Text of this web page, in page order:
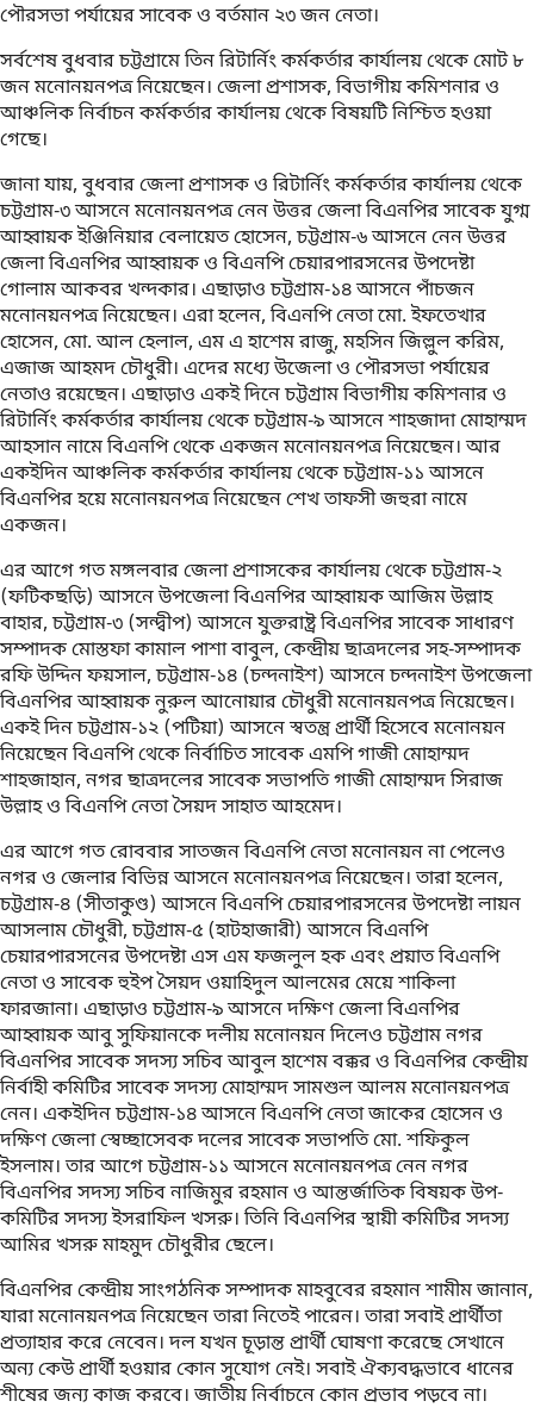
পৌরসভা পর্যায়ের সাবেক ও বর্তমান ২৩ জন নেতা।
সর্বশেষ বুধবার চট্টগ্রামে তিন রিটার্নিং কর্মকর্তার কার্যালয় থেকে মোট ৮
জন মনোনয়নপত্র নিয়েছেন। জেলা প্রশাসক, বিভাগীয় কমিশনার ও
আঞ্চলিক নির্বাচন কর্মকর্তার কার্যালয় থেকে বিষয়টি নিশ্চিত হওয়া
গেছে।
জানা যায়, বুধবার জেলা প্রশাসক ও রিটার্নিং কর্মকর্তার কার্যালয় থেকে
চট্টগ্রাম-৩ আসনে মনোনয়নপত্র নেন উত্তর জেলা বিএনপির সাবেক যুগ্ম
আহ্বায়ক ইঞ্জিনিয়ার বেলায়েত হোসেন, চট্টগ্রাম-৬ আসনে নেন উত্তর
জেলা বিএনপির আহ্বায়ক ও বিএনপি চেয়ারপারসনের উপদেষ্টা
গোলাম আকবর খন্দকার। এছাড়াও চট্টগ্রাম-১৪ আসনে পাঁচজন
মনোনয়নপত্র নিয়েছেন। এরা হলেন, বিএনপি নেতা ‍মো. ইফতেখার
হোসেন, মো. আল হেলাল, এম এ হাশেম রাজু, মহসিন জিল্লুল করিম,
এজাজ আহমদ চৌধুরী। এদের মধ্যে উজেলা ও পৌরসভা পর্যায়ের
নেতাও রয়েছেন। এছাড়াও একই দিনে চট্টগ্রাম বিভাগীয় কমিশনার ও
রিটার্নিং কর্মকর্তার কার্যালয় থেকে চট্টগ্রাম-৯ আসনে শাহজাদা মোহাম্মদ
আহসান নামে বিএনপি থেকে একজন মনোনয়নপত্র নিয়েছেন। আর
একইদিন আঞ্চলিক কর্মকর্তার কার্যালয় থেকে চট্টগ্রাম-১১ আসনে
বিএনপির হয়ে মনোনয়নপত্র নিয়েছেন শেখ তাফসী জহুরা নামে
একজন।
এর আগে গত মঙ্গলবার জেলা প্রশাসকের কার্যালয় থেকে চট্টগ্রাম-২
(ফটিকছড়ি) আসনে উপজেলা বিএনপির আহ্বায়ক আজিম উল্লাহ
বাহার, চট্টগ্রাম-৩ (সন্দ্বীপ) আসনে যুক্তরাষ্ট্র বিএনপির সাবেক সাধারণ
সম্পাদক মোস্তফা কামাল পাশা বাবুল, কেন্দ্রীয় ছাত্রদলের সহ-সম্পাদক
রফি উদ্দিন ফয়সাল, চট্টগ্রাম-১৪ (চন্দনাইশ) আসনে চন্দনাইশ উপজেলা
বিএনপির আহ্বায়ক নুরুল আনোয়ার চৌধুরী মনোনয়নপত্র নিয়েছেন।
একই দিন চট্টগ্রাম-১২ (পটিয়া) আসনে স্বতন্ত্র প্রার্থী হিসেবে মনোনয়ন
নিয়েছেন বিএনপি থেকে নির্বাচিত সাবেক এমপি গাজী মোহাম্মদ
শাহজাহান, নগর ছাত্রদলের সাবেক সভাপতি গাজী মোহাম্মদ সিরাজ
উল্লাহ ও বিএনপি নেতা সৈয়দ সাহাত আহমেদ।
এর আগে গত রোববার সাতজন বিএনপি নেতা মনোনয়ন না পেলেও
নগর ও জেলার বিভিন্ন আসনে মনোনয়নপত্র নিয়েছেন। তারা হলেন,
চট্টগ্রাম-৪ (সীতাকুণ্ড) আসনে বিএনপি চেয়ারপারসনের উপদেষ্টা লায়ন
আসলাম চৌধুরী, চট্টগ্রাম-৫ (হাটহাজারী) আসনে বিএনপি
চেয়ারপারসনের উপদেষ্টা এস এম ফজলুল হক এবং প্রয়াত বিএনপি
নেতা ও সাবেক হুইপ সৈয়দ ওয়াহিদুল আলমের মেয়ে শাকিলা
ফারজানা। এছাড়াও চট্টগ্রাম-৯ আসনে দক্ষিণ জেলা বিএনপির
আহ্বায়ক আবু সুফিয়ানকে দলীয় মনোনয়ন দিলেও চট্টগ্রাম নগর
বিএনপির সাবেক সদস্য সচিব আবুল হাশেম বক্কর ও বিএনপির কেন্দ্রীয়
নির্বাহী কমিটির সাবেক সদস্য মোহাম্মদ সামশুল আলম মনোনয়নপত্র
নেন। একইদিন চট্টগ্রাম-১৪ আসনে বিএনপি নেতা জাকের হোসেন ও
দক্ষিণ জেলা স্বেচ্ছাসেবক দলের সাবেক সভাপতি মো. শফিকুল
ইসলাম। তার আগে চট্টগ্রাম-১১ আসনে মনোনয়নপত্র নেন নগর
বিএনপির সদস্য সচিব নাজিমুর রহমান ও আন্তর্জাতিক বিষয়ক উপ-
কমিটির সদস্য ইসরাফিল খসরু। তিনি বিএনপির স্থায়ী কমিটির সদস্য
আমির খসরু মাহমুদ চৌধুরীর ছেলে।
বিএনপির কেন্দ্রীয় সাংগঠনিক সম্পাদক মাহবুবের রহমান শামীম জানান,
যারা মনোনয়নপত্র নিয়েছেন তারা নিতেই পারেন। তারা সবাই প্রার্থীতা
প্রত্যাহার করে নেবেন। দল যখন চূড়ান্ত প্রার্থী ঘোষণা করেছে সেখানে
অন্য কেউ প্রার্থী হওয়ার কোন সুযোগ নেই। সবাই ঐক্যবদ্ধভাবে ধানের
শীষের জন্য কাজ করবে। জাতীয় নির্বাচনে কোন প্রভাব পড়বে না।